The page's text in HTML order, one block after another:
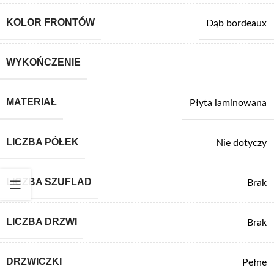
KOLOR FRONTÓW Dąb bordeaux
WYKOŃCZENIE
MATERIAŁ Płyta laminowana
LICZBA PÓŁEK Nie dotyczy
LICZBA SZUFLAD Brak
LICZBA DRZWI Brak
DRZWICZKI Pełne